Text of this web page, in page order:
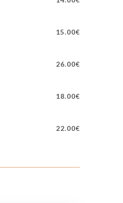
15.00€
26.00€
18.00€
22.00€